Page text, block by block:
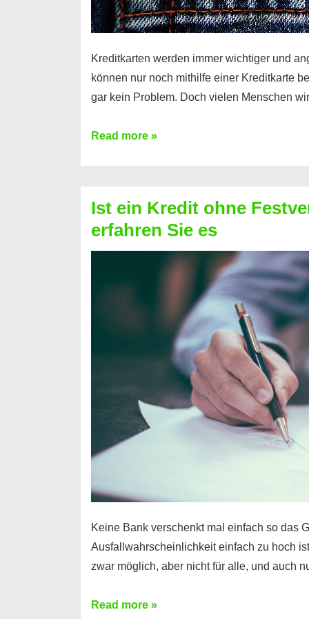
Kreditkarten werden immer wichtiger und
können nur noch mithilfe einer Kreditkarte
gar kein Problem. Doch vielen Menschen
Kreditkarte
Prepaid
ist
nicht
Read more »
Ist ein Kredit ohne
erfahren Sie es
Keine Bank verschenkt mal einfach so das
Ausfallwahrscheinlichkeit einfach zu hoch
zwar möglich, aber nicht für alle, und auch
Ist
Read more »